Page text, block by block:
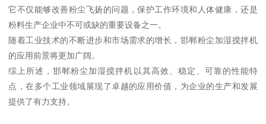
它不仅能够改善粉尘飞扬的问题，保护工作环境和人体健康，还是
粉料生产企业中不可或缺的重要设备之一。
随着工业技术的不断进步和市场需求的增长，邯郸粉尘加湿搅拌机
的应用前景将更加广阔。
综上所述，邯郸粉尘加湿搅拌机以其高效、稳定、可靠的性能特
点，在多个工业领域展现了卓越的应用价值，为企业的生产和发展
提供了有力支持。